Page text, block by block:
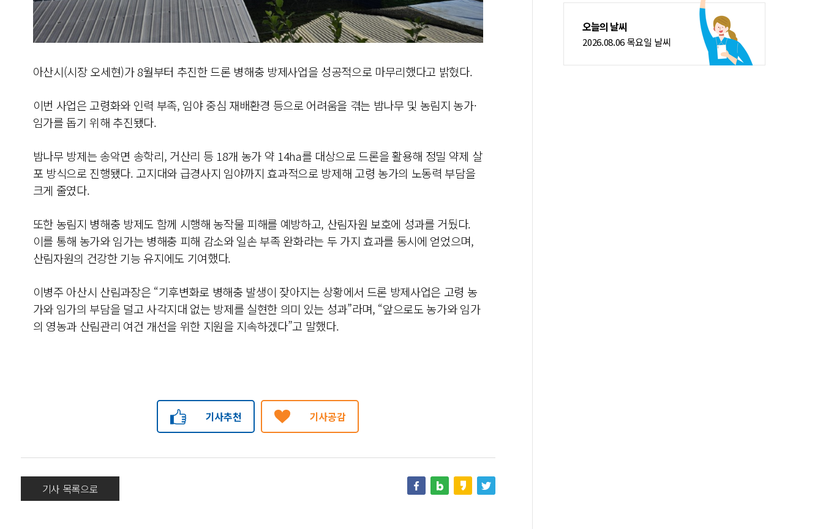
아산시(시장 오세현)가 8월부터 추진한 드론 병해충 방제사업을 성공적으로 마무리했다고 밝혔다.
이번 사업은 고령화와 인력 부족, 임야 중심 재배환경 등으로 어려움을 겪는 밤나무 및 농림지 농가·
임가를 돕기 위해 추진됐다.
밤나무 방제는 송악면 송학리, 거산리 등 18개 농가 약 14ha를 대상으로 드론을 활용해 정밀 약제 살
포 방식으로 진행됐다. 고지대와 급경사지 임야까지 효과적으로 방제해 고령 농가의 노동력 부담을
크게 줄였다.
또한 농림지 병해충 방제도 함께 시행해 농작물 피해를 예방하고, 산림자원 보호에 성과를 거뒀다.
이를 통해 농가와 임가는 병해충 피해 감소와 일손 부족 완화라는 두 가지 효과를 동시에 얻었으며,
산림자원의 건강한 기능 유지에도 기여했다.
이병주 아산시 산림과장은 “기후변화로 병해충 발생이 잦아지는 상황에서 드론 방제사업은 고령 농
가와 임가의 부담을 덜고 사각지대 없는 방제를 실현한 의미 있는 성과”라며, “앞으로도 농가와 임가
의 영농과 산림관리 여건 개선을 위한 지원을 지속하겠다”고 말했다.
기사추천 기사공감
기사 목록으로
오늘의 날씨
2026.08.06 목요일 날씨